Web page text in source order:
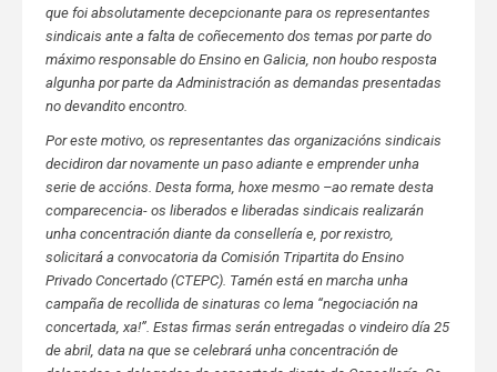
que foi absolutamente decepcionante para os representantes
sindicais ante a falta de coñecemento dos temas por parte do
máximo responsable do Ensino en Galicia, non houbo resposta
algunha por parte da Administración as demandas presentadas
no devandito encontro.
Por este motivo, os representantes das organizacións sindicais
decidiron dar novamente un paso adiante e emprender unha
serie de accións. Desta forma, hoxe mesmo –ao remate desta
comparecencia- os liberados e liberadas sindicais realizarán
unha concentración diante da consellería e, por rexistro,
solicitará a convocatoria da Comisión Tripartita do Ensino
Privado Concertado (CTEPC). Tamén está en marcha unha
campaña de recollida de sinaturas co lema “negociación na
concertada, xa!”. Estas firmas serán entregadas o vindeiro día 25
de abril, data na que se celebrará unha concentración de